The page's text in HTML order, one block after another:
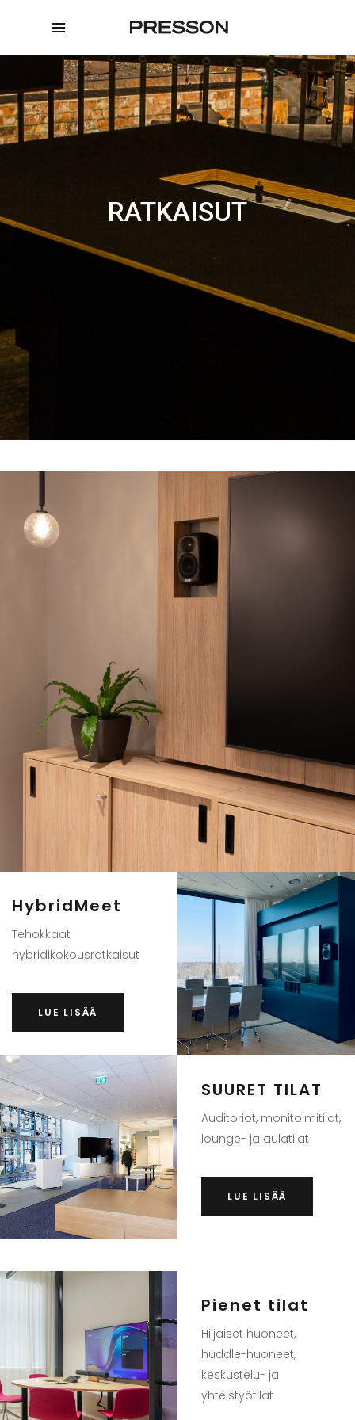
RATKAISUT
HybridMeet
Tehokkaat
hybridikokousratkaisut
LUE LISÄÄ
SUURET TILAT
Auditoriot, monitoimitilat,
lounge- ja aulatilat
LUE LISÄÄ
Pienet tilat
Hiljaiset huoneet,
huddle-huoneet,
keskustelu- ja
yhteistyötilat